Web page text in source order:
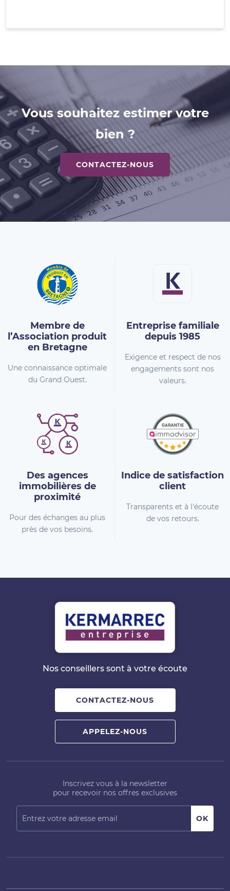
Vous souhaitez estimer votre
bien ?
CONTACTEZ-NOUS
Membre de
l’Association produit
en Bretagne
Une connaissance optimale
du Grand Ouest.
Entreprise familiale
depuis 1985
Exigence et respect de nos
engagements sont nos
valeurs.
Des agences
immobilières de
proximité
Pour des échanges au plus
près de vos besoins.
Indice de satisfaction
client
Transparents et à l'écoute
de vos retours.
Nos conseillers sont à votre écoute
CONTACTEZ-NOUS
APPELEZ-NOUS
Inscrivez vous à la newsletter
pour recevoir nos offres exclusives